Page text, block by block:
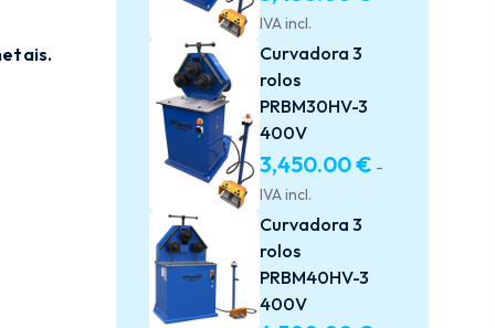
IVA incl.
Curvadora 3
rolos
PRBM30HV-3
400V
3,450.00€ -
IVA incl.
Curvadora 3
rolos
PRBM40HV-3
400V